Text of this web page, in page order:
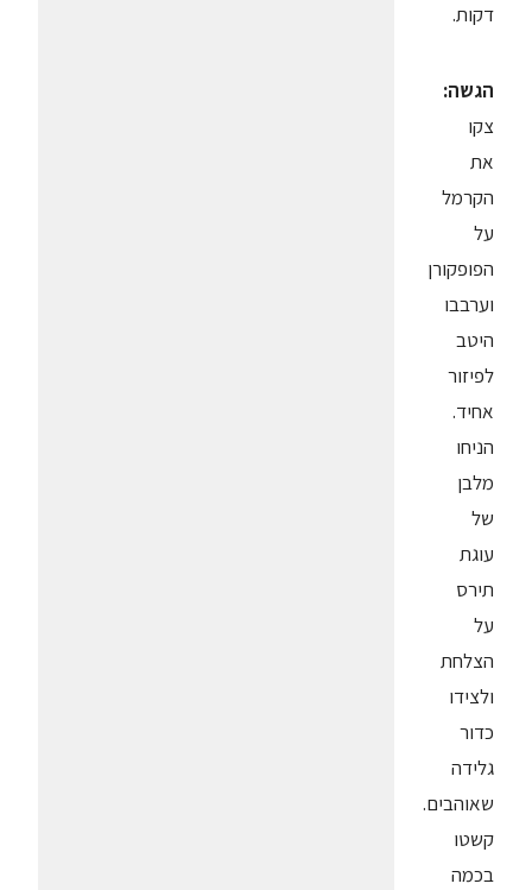
דקות.
הגשה:
צקו
את
הקרמל
על
הפופקורן
וערבבו
היטב
לפיזור
אחיד.
הניחו
מלבן
של
עוגת
תירס
על
הצלחת
ולצידו
כדור
גלידה
שאוהבים.
קשטו
בכמה